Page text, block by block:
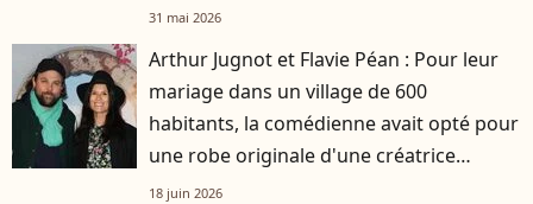
31 mai 2026
Arthur Jugnot et Flavie Péan : Pour leur
mariage dans un village de 600
habitants, la comédienne avait opté pour
une robe originale d'une créatrice
française
18 juin 2026